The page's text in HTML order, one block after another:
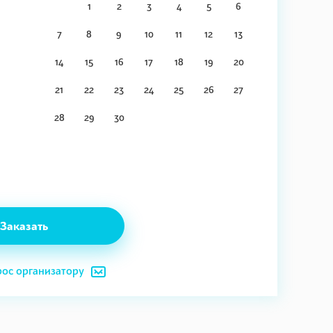
1 2 3 4 5 6
7 8 9 10 11 12 13
14 15 16 17 18 19 20
21 22 23 24 25 26 27
28 29 30
Заказать
организатору